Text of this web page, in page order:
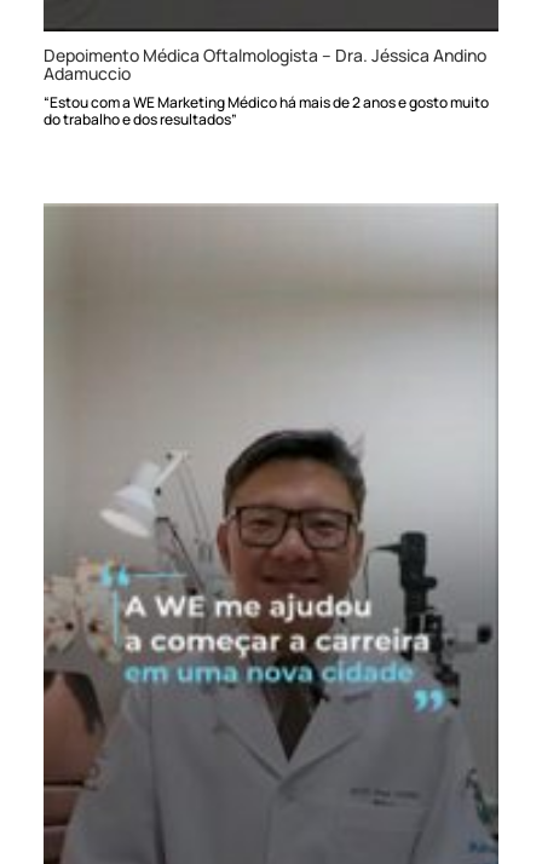
Depoimento Médica Oftalmologista – Dra. Jéssica Andino
Adamuccio
“Estou com a WE Marketing Médico há mais de 2 anos e gosto muito
do trabalho e dos resultados”